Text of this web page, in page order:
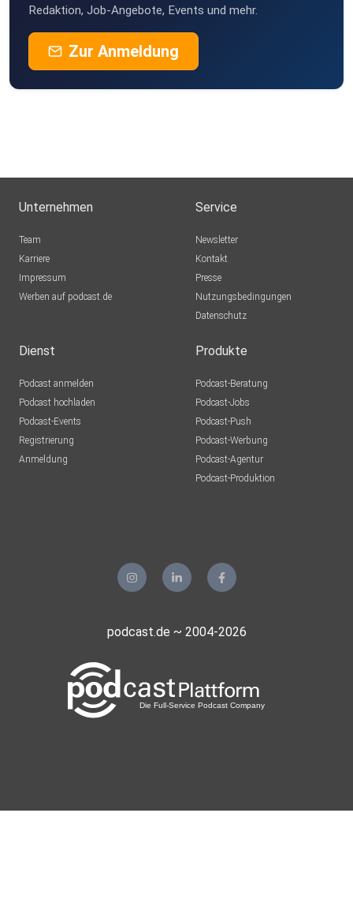
Redaktion, Job-Angebote, Events und mehr.
Zur Anmeldung
Unternehmen
Team
Karriere
Impressum
Werben auf podcast.de
Service
Newsletter
Kontakt
Presse
Nutzungsbedingungen
Datenschutz
Dienst
Podcast anmelden
Podcast hochladen
Podcast-Events
Registrierung
Anmeldung
Produkte
Podcast-Beratung
Podcast-Jobs
Podcast-Push
Podcast-Werbung
Podcast-Agentur
Podcast-Produktion
podcast.de ~ 2004-2026